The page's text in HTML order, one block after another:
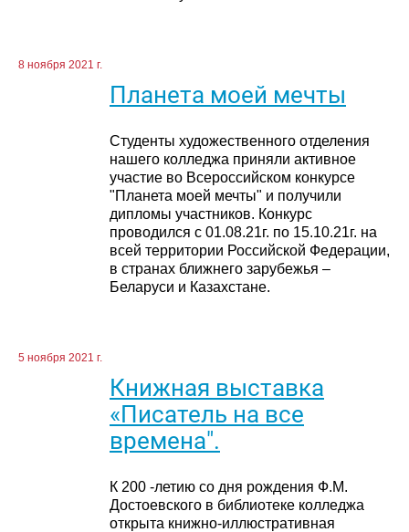
8 ноября 2021 г.
Планета моей мечты
Студенты художественного отделения
нашего колледжа приняли активное
участие во Всероссийском конкурсе
"Планета моей мечты" и получили
дипломы участников. Конкурс
проводился с 01.08.21г. по 15.10.21г. на
всей территории Российской Федерации,
в странах ближнего зарубежья –
Беларуси и Казахстане.
5 ноября 2021 г.
Книжная выставка
«Писатель на все
времена".
К 200 -летию со дня рождения Ф.М.
Достоевского в библиотеке колледжа
открыта книжно-иллюстративная